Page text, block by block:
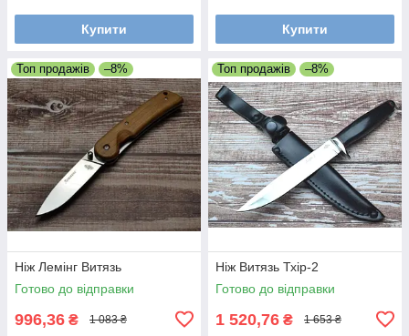
Купити Купити
Топ продажів –8%
Ніж Лемінг Витязь
Готово до відправки
996,36 ₴ 1 083 ₴
Топ продажів –8%
Ніж Витязь Тхір-2
Готово до відправки
1 520,76 ₴ 1 653 ₴